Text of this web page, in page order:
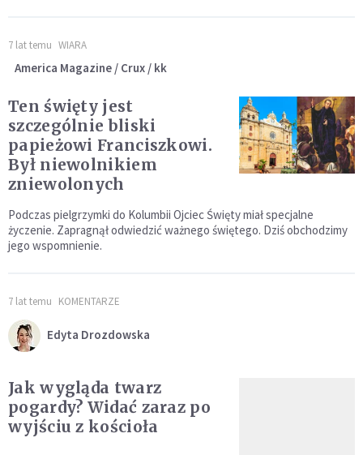
7 lat temu WIARA
America Magazine / Crux / kk
Ten święty jest
szczególnie bliski
papieżowi Franciszkowi.
Był niewolnikiem
zniewolonych
Podczas pielgrzymki do Kolumbii Ojciec Święty miał specjalne
życzenie. Zapragnął odwiedzić ważnego świętego. Dziś obchodzimy
jego wspomnienie.
7 lat temu KOMENTARZE
Edyta Drozdowska
Jak wygląda twarz
pogardy? Widać zaraz po
wyjściu z kościoła